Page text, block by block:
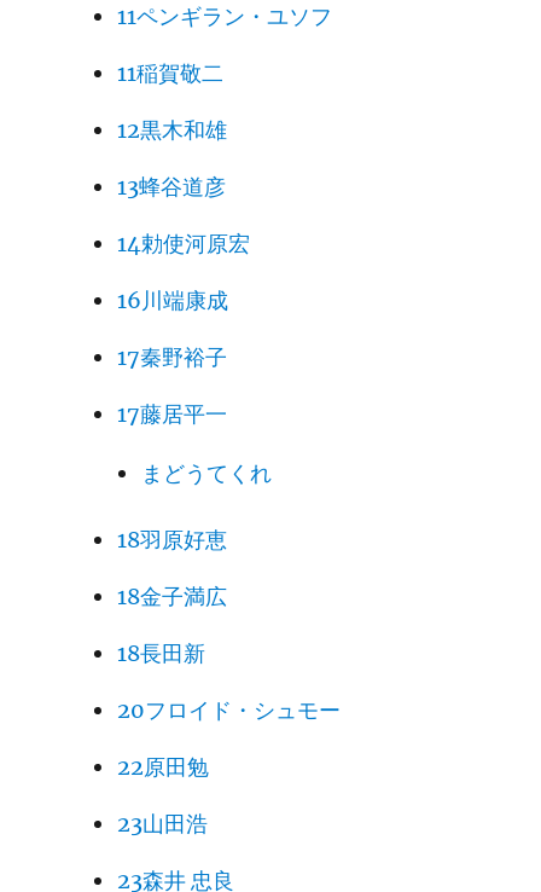
11ペンギラン・ユソフ
11稲賀敬二
12黒木和雄
13蜂谷道彦
14勅使河原宏
16川端康成
17秦野裕子
17藤居平一
まどうてくれ
18羽原好恵
18金子満広
18長田新
20フロイド・シュモー
22原田勉
23山田浩
23森井 忠良